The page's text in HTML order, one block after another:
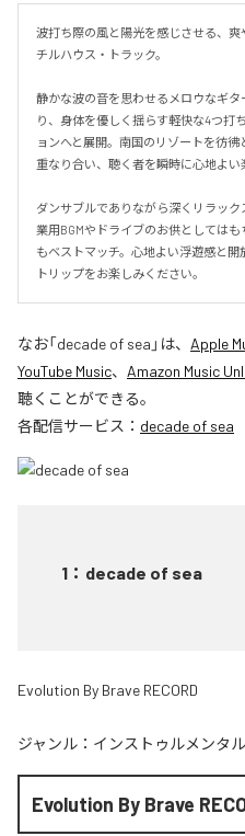
波打ち際の風と陽光を感じさせる、
チルハウス・トラック。
静かな波の音を思わせるメロウなギ
り、身体を優しく揺らす軽快な4つ打
ョンへと展開。南国のリゾートを彷
重なり合い、聴く者を瞬時に心地よい
ダンサブルでありながら深くリラッ
業用BGMやドライブのお供としては
もベストマッチ。心地よい浮遊感と
トリップをお楽しみください。
なお「decade of sea 」は、 Apple
YouTube Music、 Amazon Music
聴くことができる。
各配信サービス： decade of sea
1 ： decade of sea
Evolution By Brave RECORD
ジャンル： インストゥルメンタル
Evolution By Brave